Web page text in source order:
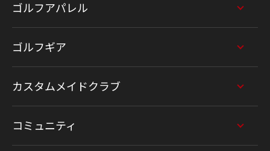
ゴルフアパレル
ゴルフギア
カスタムメイドクラブ
コミュニティ